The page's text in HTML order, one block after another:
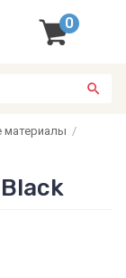
0
материалы /